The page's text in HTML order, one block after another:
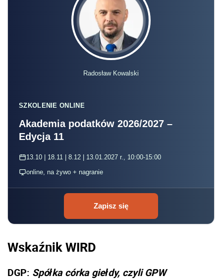
Radosław Kowalski
SZKOLENIE ONLINE
Akademia podatków 2026/2027 –
Edycja 11
13.10 | 18.11 | 8.12 | 13.01.2027 r., 10:00-15:00
online, na żywo + nagranie
Zapisz się
Wskaźnik WIRD
DGP: Spółka córka giełdy, czyli GPW